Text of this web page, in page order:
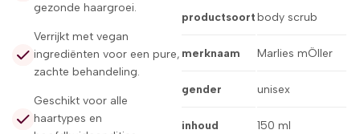
gezonde haargroei.
Verrijkt met vegan
ingrediënten voor een pure,
zachte behandeling.
Geschikt voor alle
haartypes en
productsoortbody scrub
merknaam Marlies mÖller
gender unisex
inhoud 150 ml